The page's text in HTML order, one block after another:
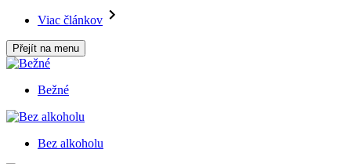
Viac článkov
Přejít na menu
Bežné
Bez alkoholu